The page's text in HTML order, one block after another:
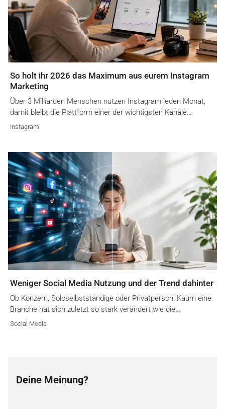
So holt ihr 2026 das Maximum aus eurem Instagram
Marketing
Über 3 Milliarden Menschen nutzen Instagram jeden Monat,
damit bleibt die Plattform einer der wichtigsten Kanäle…
Instagram
Weniger Social Media Nutzung und der Trend dahinter
Ob Konzern, Soloselbstständige oder Privatperson: Kaum eine
Branche hat sich zuletzt so stark verändert wie die…
Social Media
Deine Meinung?